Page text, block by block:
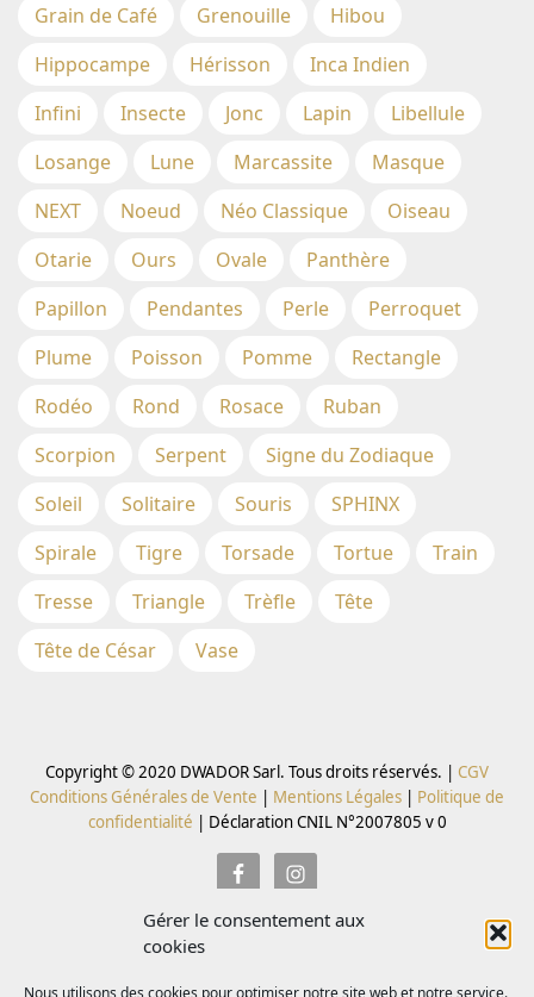
Gérer le consentement aux
cookies
Nous utilisons des cookies pour optimiser notre site web et notre service.
Grain de Café
Grenouille
Hibou
Hippocampe
Hérisson
Inca Indien
Infini
Insecte Jonc Lapin
Libellule
Losange
Lune Marcassite
Masque
NEXT
Noeud Néo Classique
Oiseau
Otarie
Ours Ovale
Panthère
Papillon
Pendantes Perle
Perroquet
Plume
Poisson Pomme
Rectangle
Rodéo
Rond Rosace
Ruban
Scorpion
Serpent
Signe du Zodiaque
Soleil
Solitaire Souris
SPHINX
Spirale
Tigre Torsade Tortue
Train
Tresse
Triangle Trèfle
Tête
Tête de César
Vase
Copyright © 2020 DWADOR Sarl. Tous droits réservés. | CGV
Conditions Générales de Vente | Mentions Légales | Politique de
confidentialité | Déclaration CNIL N°2007805 v 0
Inscrivez vous à la Newsletter pour recevoir des codes